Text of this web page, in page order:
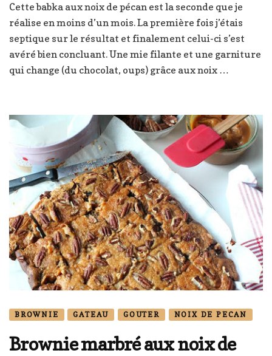
aux
noix
de
idéale
pour
Cette babka aux noix de pécan est la seconde que je
réalise en moins d’un mois. La première fois j’étais
septique sur le résultat et finalement celui-ci s’est
avéré bien concluant. Une mie filante et une garniture
qui change (du chocolat, oups) grâce aux noix …
BROWNIE GATEAU GOUTER NOIX DE PECAN
Brownie marbré aux noix de